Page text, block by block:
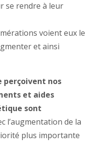
se rendre à leur
voient eux le
et ainsi
perçoivent nos
et aides
sont
l’augmentation de la
plus importante